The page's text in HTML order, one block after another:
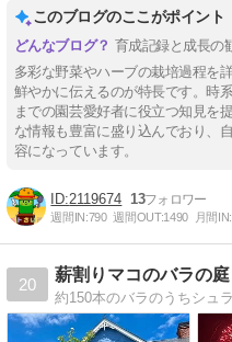
このブログのここがポイント
育成記録と成長の
多彩な野菜やハーブの栽培過程を
鮮やかに伝えるのが特長です。時
までの園芸愛好者に役立つ知見を
な情報も豊富に盛り込んでおり、
容になっています。
2119674 13
週間IN:790 週間OUT:1490 月間IN:
20
薪割りマコのバラの庭